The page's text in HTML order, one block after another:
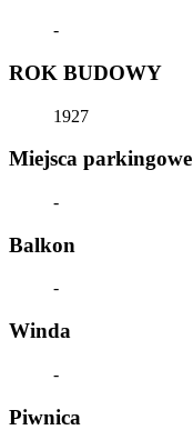
-
ROK BUDOWY
1927
Miejsca parkingowe
-
Balkon
-
Winda
-
Piwnica